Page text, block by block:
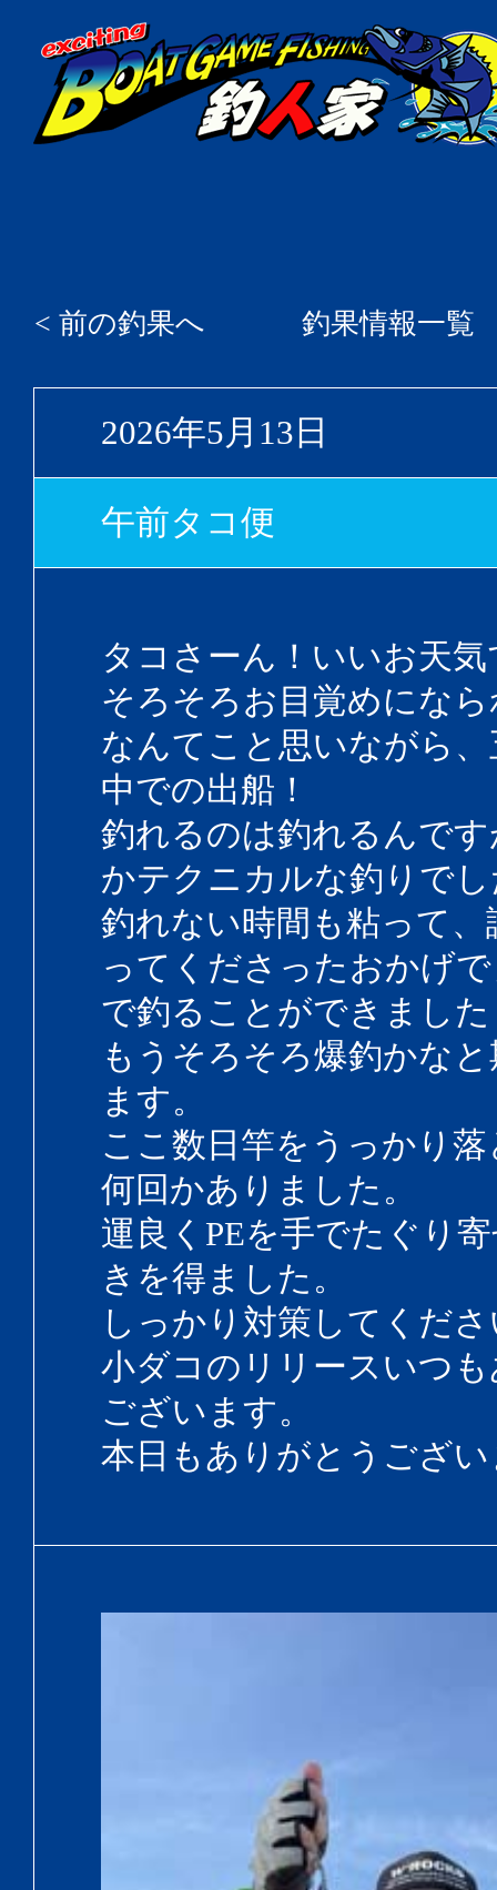
< 前の釣果へ 釣果情報一覧
2026年5月13日
午前タコ便
タコさーん！いいお天
そろそろお目覚めにな
なんてこと思いながら
中での出船！
釣れるのは釣れるんで
かテクニカルな釣りで
釣れない時間も粘って、
ってくださったおかげ
で釣ることができまし
もうそろそろ爆釣かな
ます。
ここ数日竿をうっかり
何回かありました。
運良くPEを手でたぐり
きを得ました。
しっかり対策してくだ
小ダコのリリースいつ
ございます。
本日もありがとうござ